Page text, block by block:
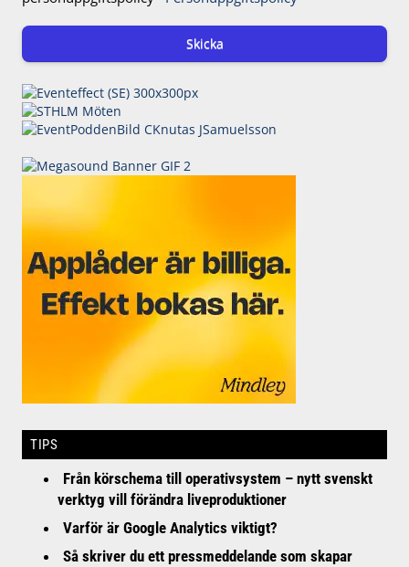
Skicka
TIPS
Från körschema till operativsystem – nytt svenskt
verktyg vill förändra liveproduktioner
Varför är Google Analytics viktigt?
Så skriver du ett pressmeddelande som skapar